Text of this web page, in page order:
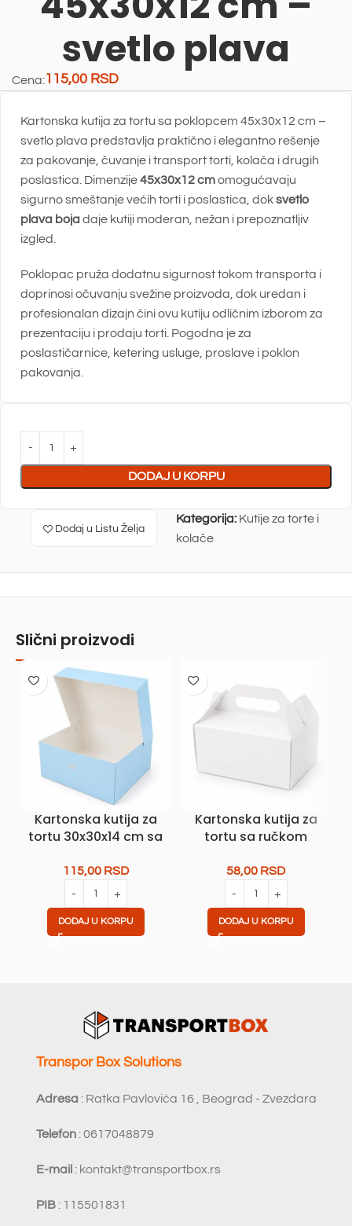
svetlo plava
Cena:115,00 RSD
Kartonska kutija za tortu sa poklopcem 45x30x12 cm –
svetlo plava predstavlja praktično i elegantno rešenje
za pakovanje, čuvanje i transport torti, kolača i drugih
poslastica. Dimenzije45x30x12 cmomogućavaju
sigurno smeštanje većih torti i poslastica, doksvetlo
plava bojadaje kutiji moderan, nežan i prepoznatljiv
izgled.
Poklopac pruža dodatnu sigurnost tokom transporta i
doprinosi očuvanju svežine proizvoda, dok uredan i
profesionalan dizajn čini ovu kutiju odličnim izborom za
prezentaciju i prodaju torti. Pogodna je za
poslastičarnice, ketering usluge, proslave i poklon
pakovanja.
DODAJ U KORPU
Kategorija: Kutije za torte i
kolače
Dodaj u Listu Želja
Slični proizvodi
Kartonska kutija za
tortu 30x30x14 cm sa
plava
115,00 RSD
DODAJ U KORPU
Kartonska kutija za
tortu sa ručkom
58,00 RSD
DODAJ U KORPU
Transpor Box Solutions
Adresa : Ratka Pavlovića 16 , Beograd - Zvezdara
Telefon : 0617048879
E-mail : kontakt@transportbox.rs
PIB : 115501831